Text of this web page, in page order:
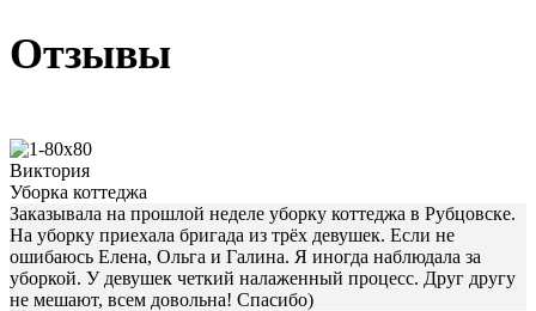
Отзывы
Виктория
Уборка коттеджа
Заказывала на прошлой неделе уборку коттеджа в Рубцовске.
На уборку приехала бригада из трёх девушек. Если не
ошибаюсь Елена, Ольга и Галина. Я иногда наблюдала за
уборкой. У девушек четкий налаженный процесс. Друг другу
не мешают, всем довольна! Спасибо)